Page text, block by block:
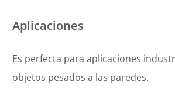
Aplicaciones
Es perfecta para aplicaciones
objetos pesados a las paredes.